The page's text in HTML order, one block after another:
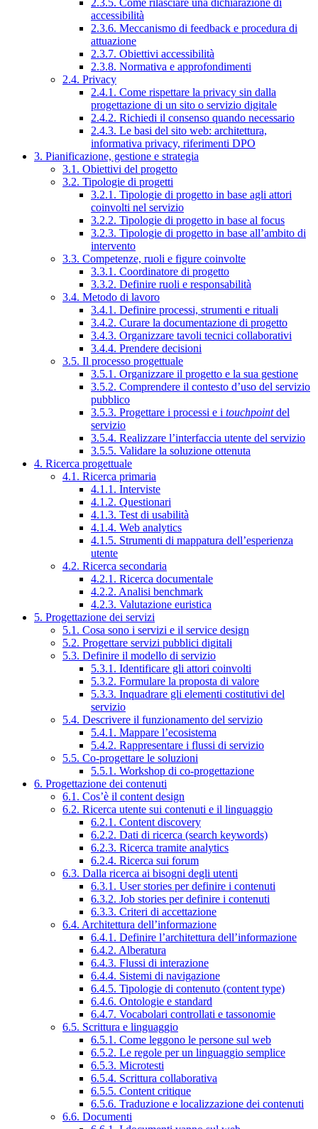
2.3.5. Come rilasciare una dichiarazione di
accessibilità
2.3.6. Meccanismo di feedback e procedura di
attuazione
2.3.7. Obiettivi accessibilità
2.3.8. Normativa e approfondimenti
2.4. Privacy
2.4.1. Come rispettare la privacy sin dalla
progettazione di un sito o servizio digitale
2.4.2. Richiedi il consenso quando necessario
2.4.3. Le basi del sito web: architettura,
informativa privacy, riferimenti DPO
3. Pianificazione, gestione e strategia
3.1. Obiettivi del progetto
3.2. Tipologie di progetti
3.2.1. Tipologie di progetto in base agli attori
coinvolti nel servizio
3.2.2. Tipologie di progetto in base al focus
3.2.3. Tipologie di progetto in base all’ambito di
intervento
3.3. Competenze, ruoli e figure coinvolte
3.3.1. Coordinatore di progetto
3.3.2. Definire ruoli e responsabilità
3.4. Metodo di lavoro
3.4.1. Definire processi, strumenti e rituali
3.4.2. Curare la documentazione di progetto
3.4.3. Organizzare tavoli tecnici collaborativi
3.4.4. Prendere decisioni
3.5. Il processo progettuale
3.5.1. Organizzare il progetto e la sua gestione
3.5.2. Comprendere il contesto d’uso del servizio
pubblico
3.5.3. Progettare i processi e i touchpointdel
servizio
3.5.4. Realizzare l’interfaccia utente del servizio
3.5.5. Validare la soluzione ottenuta
4. Ricerca progettuale
4.1. Ricerca primaria
4.1.1. Interviste
4.1.2. Questionari
4.1.3. Test di usabilità
4.1.4. Web analytics
4.1.5. Strumenti di mappatura dell’esperienza
utente
4.2. Ricerca secondaria
4.2.1. Ricerca documentale
4.2.2. Analisi benchmark
4.2.3. Valutazione euristica
5. Progettazione dei servizi
5.1. Cosa sono i servizi e il service design
5.2. Progettare servizi pubblici digitali
5.3. Definire il modello di servizio
5.3.1. Identificare gli attori coinvolti
5.3.2. Formulare la proposta di valore
5.3.3. Inquadrare gli elementi costitutivi del
servizio
5.4. Descrivere il funzionamento del servizio
5.4.1. Mappare l’ecosistema
5.4.2. Rappresentare i flussi di servizio
5.5. Co-progettare le soluzioni
5.5.1. Workshop di co-progettazione
6. Progettazione dei contenuti
6.1. Cos’è il content design
6.2. Ricerca utente sui contenuti e il linguaggio
6.2.1. Content discovery
6.2.2. Dati di ricerca (search keywords)
6.2.3. Ricerca tramite analytics
6.2.4. Ricerca sui forum
6.3. Dalla ricerca ai bisogni degli utenti
6.3.1. User stories per definire i contenuti
6.3.2. Job stories per definire i contenuti
6.3.3. Criteri di accettazione
6.4. Architettura dell’informazione
6.4.1. Definire l’architettura dell’informazione
6.4.2. Alberatura
6.4.3. Flussi di interazione
6.4.4. Sistemi di navigazione
6.4.5. Tipologie di contenuto (content type)
6.4.6. Ontologie e standard
6.4.7. Vocabolari controllati e tassonomie
6.5. Scrittura e linguaggio
6.5.1. Come leggono le persone sul web
6.5.2. Le regole per un linguaggio semplice
6.5.3. Microtesti
6.5.4. Scrittura collaborativa
6.5.5. Content critique
6.5.6. Traduzione e localizzazione dei contenuti
6.6. Documenti